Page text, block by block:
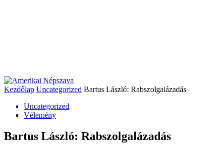
Kezdőlap Uncategorized Bartus László: Rabszolgalázadás
Uncategorized
Vélemény
Bartus László: Rabszolgalázadás